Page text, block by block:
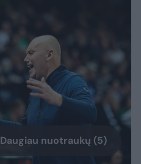
Daugiau nuotraukų (5)